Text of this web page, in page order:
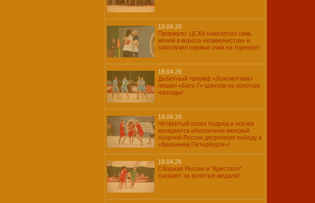
18.04.26
Прорвало: ЦСКА наколотил семь
мячей в ворота «коммунисток» и
заполучил первые очки на турнире!
18.04.26
Дебютный триумф «Локомотива»
лишил «Багу-7» шансов на золотые
награды!
18.04.26
Четвертый успех подряд и осечка
конкурента обеспечили женской
сборной России досрочную победу в
«Весеннем Петербурге»!
18.04.26
Сборная России и "Кристалл"
сыграют за золотые медали!